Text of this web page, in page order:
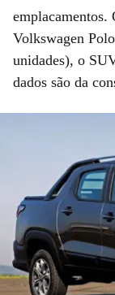
Volkswagen
unidades), o
dados são da